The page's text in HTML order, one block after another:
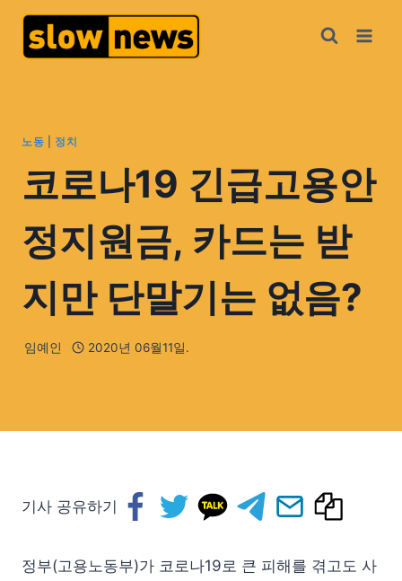
노동 정치
코로나19 긴급고용안
정지원금, 카드는 받
지만 단말기는 없음?
임예인 2020년 06월11일.
기사 공유하기
정부(고용노동부)가 코로나19로 큰 피해를 겪고도 사